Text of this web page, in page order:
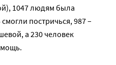
1047 людям была
постричься, 987 –
а 230 человек